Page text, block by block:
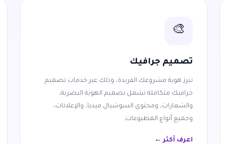
🎨
تصميم جرافيك
نبرز هوية مشروعك الفريدة، وذلك عبر خدمات تصميم
جرافيك متكاملة تشمل تصميم الهوية البصرية،
والشعارات، ومحتوى السوشيال ميديا، والإعلانات،
وجميع أنواع المطبوعات.
اعرف أكثر ←